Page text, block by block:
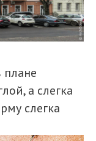
плане
а слегка
слегка